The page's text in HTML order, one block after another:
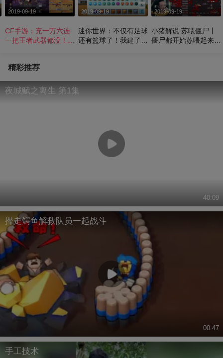
2019-09-19
CF手游：充一万六连
一把王者武器都没！这
2019-09-19
迷你世界：不仅有足球
还有篮球了！我建了篮
2019-09-19
小猪解说 苏喂僵尸丨
僵尸都开始苏喂起来
精彩推荐
夜城赋之离生 第1集
40:09
撵走鳄鱼解救队员一起战斗
00:47
手工技术